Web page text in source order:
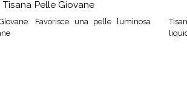
Tisana Pelle Giovane
Favorisce una pelle luminosa